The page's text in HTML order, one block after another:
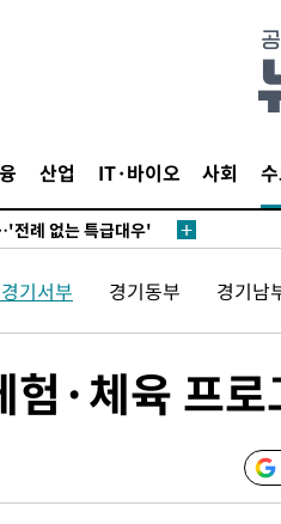
산업 IT·바이오 사회
취약해질 수 있어”
…데뷔 10년 차에 첫
카에 1-0 승리(종합)
전례 없는 특급대우'
량폭탄 폭발 사건
이 목표 아냐 " 밝혀
된 전선 상황 논의
병 별세
기서부 경기동부 경기남
험·체육 프